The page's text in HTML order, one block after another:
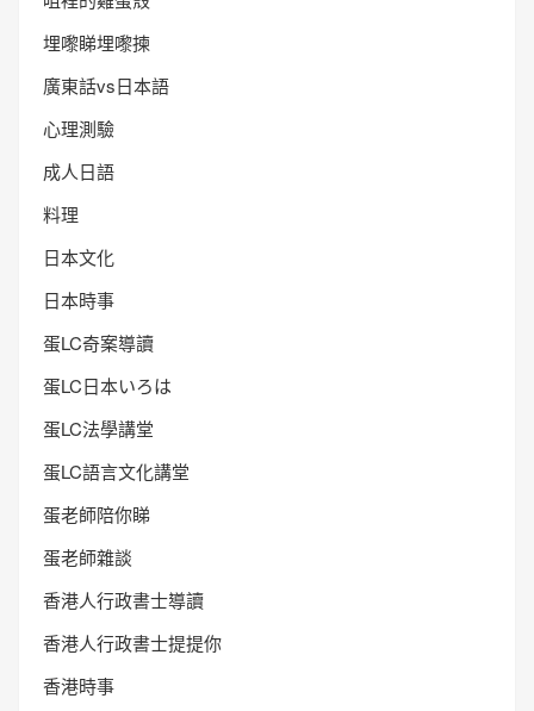
埋嚟睇埋嚟揀
廣東話vs日本語
心理測驗
成人日語
料理
日本文化
日本時事
蛋LC奇案導讀
蛋LC日本いろは
蛋LC法學講堂
蛋LC語言文化講堂
蛋老師陪你睇
蛋老師雜談
香港人行政書士導讀
香港人行政書士提提你
香港時事